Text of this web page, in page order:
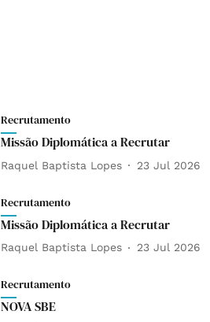
Recrutamento
Missão Diplomática a Recrutar
Raquel Baptista Lopes 23 Jul 2026
Recrutamento
Missão Diplomática a Recrutar
Raquel Baptista Lopes 23 Jul 2026
Recrutamento
NOVA SBE